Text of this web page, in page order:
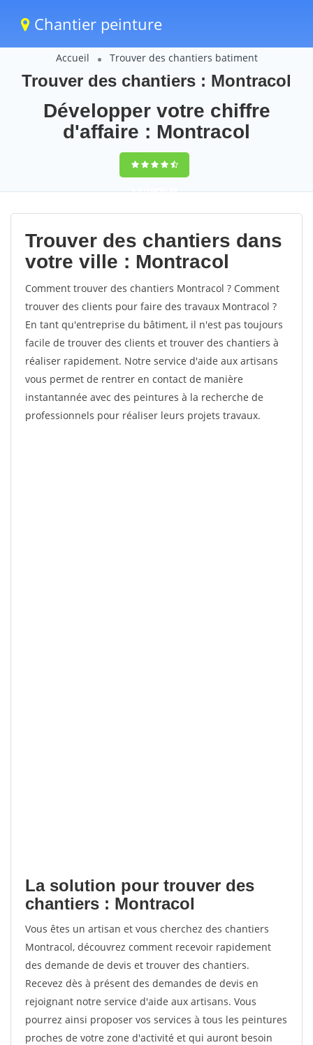
Chantier peinture
Accueil Trouver des chantiers batiment
Trouver des chantiers : Montracol
Développer votre chiffre
d'affaire : Montracol
9,5(100%)60
votes
Trouver des chantiers dans
votre ville : Montracol
Comment trouver des chantiers Montracol ? Comment
trouver des clients pour faire des travaux Montracol ?
En tant qu'entreprise du bâtiment, il n'est pas toujours
facile de trouver des clients et trouver des chantiers à
réaliser rapidement. Notre service d'aide aux artisans
vous permet de rentrer en contact de manière
instantannée avec des peintures à la recherche de
professionnels pour réaliser leurs projets travaux.
La solution pour trouver des
chantiers : Montracol
Vous êtes un artisan et vous cherchez des chantiers
Montracol, découvrez comment recevoir rapidement
des demande de devis et trouver des chantiers.
Recevez dès à présent des demandes de devis en
rejoignant notre service d'aide aux artisans. Vous
pourrez ainsi proposer vos services à tous les peintures
proches de votre zone d'activité et qui auront besoin